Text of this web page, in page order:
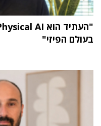
בעולם הפיזי"